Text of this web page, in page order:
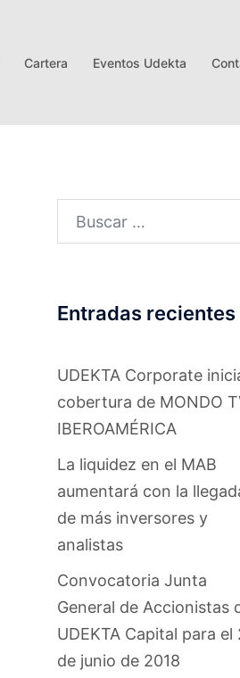
Cartera Eventos Udekta
Entradas recientes
UDEKTA Corporate
cobertura de MONDO
IBEROAMÉRICA
La liquidez en el MAB
aumentará con la
de más inversores y
analistas
Convocatoria Junta
General de Accionistas
UDEKTA Capital para el
de junio de 2018